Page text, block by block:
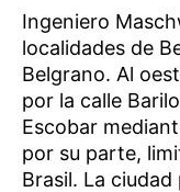
Ingeniero
localidades de
Belgrano. Al
por la calle
Escobar
por su parte,
Brasil. La